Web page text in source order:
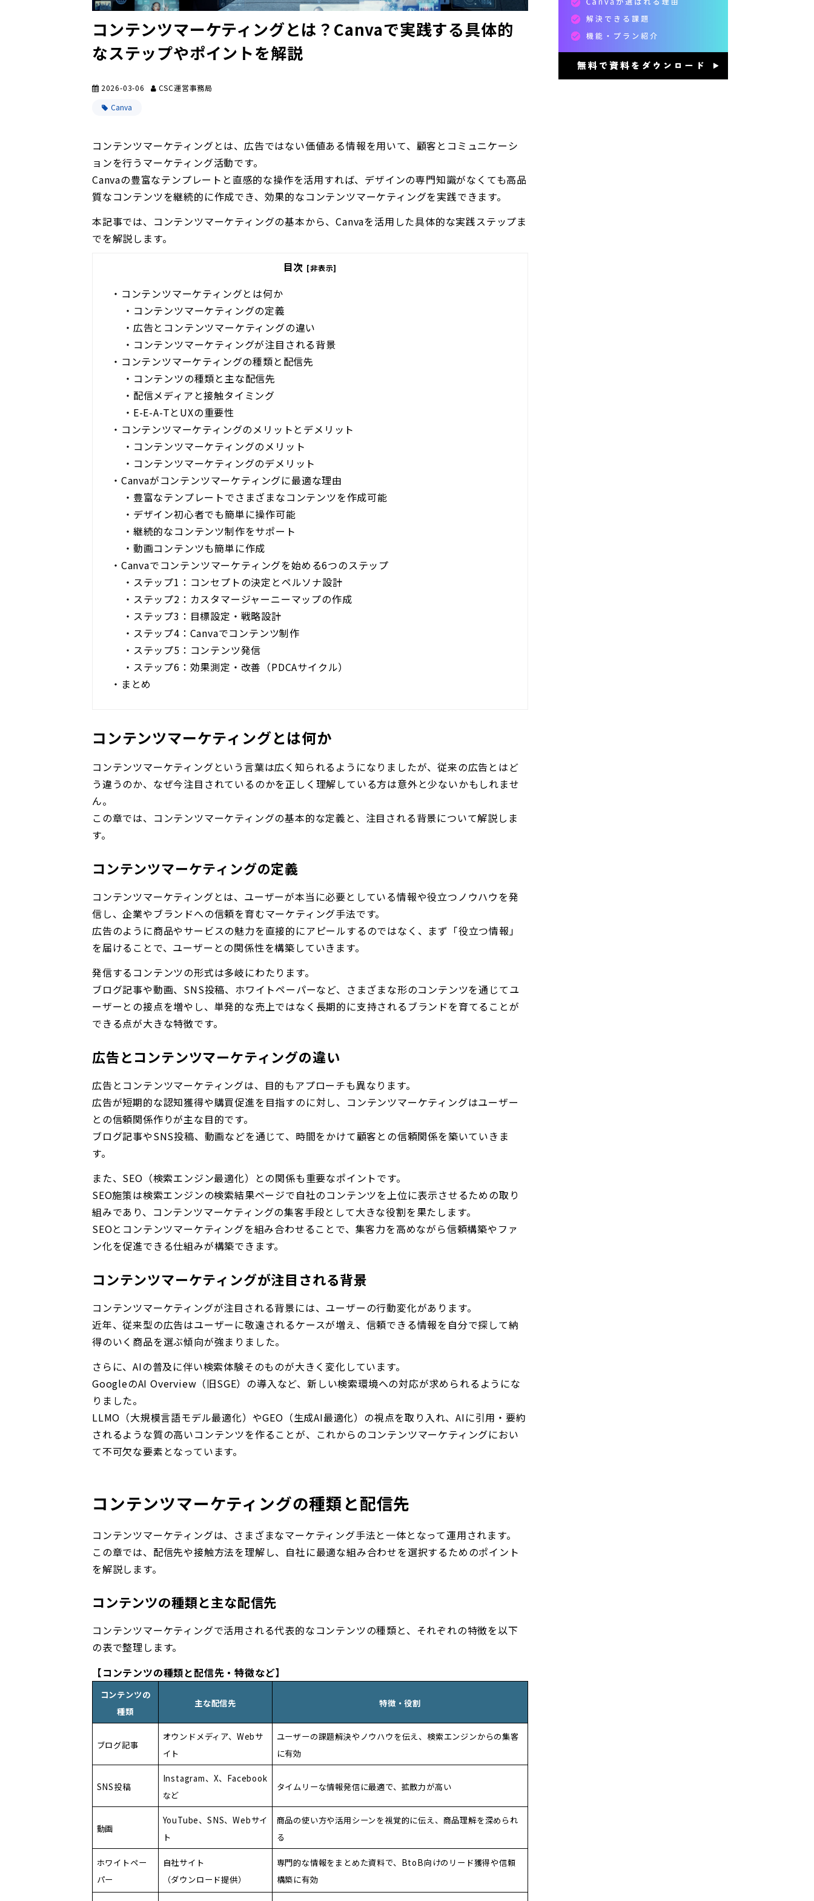
コンテンツマーケティングとは？Canvaで実践する具体的
なステップやポイントを解説
2026-03-06
CSC運営事務局
Canva
コンテンツマーケティングとは、広告ではない価値ある情報を用いて、顧客とコミュニケーシ
ョンを行うマーケティング活動です。
Canvaの豊富なテンプレートと直感的な操作を活用すれば、デザインの専門知識がなくても高品
質なコンテンツを継続的に作成でき、効果的なコンテンツマーケティングを実践できます。
本記事では、コンテンツマーケティングの基本から、Canvaを活用した具体的な実践ステップま
でを解説します。
目次 [非表示]
・ コンテンツマーケティングとは何か
・ コンテンツマーケティングの定義
・ 広告とコンテンツマーケティングの違い
・ コンテンツマーケティングが注目される背景
・ コンテンツマーケティングの種類と配信先
・ コンテンツの種類と主な配信先
・ 配信メディアと接触タイミング
・ E-E-A-TとUXの重要性
・ コンテンツマーケティングのメリットとデメリット
・ コンテンツマーケティングのメリット
・ コンテンツマーケティングのデメリット
・ Canvaがコンテンツマーケティングに最適な理由
・ 豊富なテンプレートでさまざまなコンテンツを作成可能
・ デザイン初心者でも簡単に操作可能
・ 継続的なコンテンツ制作をサポート
・ 動画コンテンツも簡単に作成
・ Canvaでコンテンツマーケティングを始める6つのステップ
・ ステップ1：コンセプトの決定とペルソナ設計
・ ステップ2：カスタマージャーニーマップの作成
・ ステップ3：目標設定・戦略設計
・ ステップ4：Canvaでコンテンツ制作
・ ステップ5：コンテンツ発信
・ ステップ6：効果測定・改善（PDCAサイクル）
・ まとめ
コンテンツマーケティングとは何か
コンテンツマーケティングという言葉は広く知られるようになりましたが、従来の広告とはど
う違うのか、なぜ今注目されているのかを正しく理解している方は意外と少ないかもしれませ
ん。
この章では、コンテンツマーケティングの基本的な定義と、注目される背景について解説しま
す。
コンテンツマーケティングの定義
コンテンツマーケティングとは、ユーザーが本当に必要としている情報や役立つノウハウを発
信し、企業やブランドへの信頼を育むマーケティング手法です。
広告のように商品やサービスの魅力を直接的にアピールするのではなく、まず「役立つ情報」
を届けることで、ユーザーとの関係性を構築していきます。
発信するコンテンツの形式は多岐にわたります。
ブログ記事や動画、SNS投稿、ホワイトペーパーなど、さまざまな形のコンテンツを通じてユ
ーザーとの接点を増やし、単発的な売上ではなく長期的に支持されるブランドを育てることが
できる点が大きな特徴です。
広告とコンテンツマーケティングの違い
広告とコンテンツマーケティングは、目的もアプローチも異なります。
広告が短期的な認知獲得や購買促進を目指すのに対し、コンテンツマーケティングはユーザー
との信頼関係作りが主な目的です。
ブログ記事やSNS投稿、動画などを通じて、時間をかけて顧客との信頼関係を築いていきま
す。
また、SEO（検索エンジン最適化）との関係も重要なポイントです。
SEO施策は検索エンジンの検索結果ページで自社のコンテンツを上位に表示させるための取り
組みであり、コンテンツマーケティングの集客手段として大きな役割を果たします。
SEOとコンテンツマーケティングを組み合わせることで、集客力を高めながら信頼構築やファ
ン化を促進できる仕組みが構築できます。
コンテンツマーケティングが注目される背景
コンテンツマーケティングが注目される背景には、ユーザーの行動変化があります。
近年、従来型の広告はユーザーに敬遠されるケースが増え、信頼できる情報を自分で探して納
得のいく商品を選ぶ傾向が強まりました。
さらに、AIの普及に伴い検索体験そのものが大きく変化しています。
GoogleのAI Overview（旧SGE）の導入など、新しい検索環境への対応が求められるようにな
りました。
LLMO（大規模言語モデル最適化）やGEO（生成AI最適化）の視点を取り入れ、AIに引用・要約
されるような質の高いコンテンツを作ることが、これからのコンテンツマーケティングにおい
て不可欠な要素となっています。
コンテンツマーケティングの種類と配信先
コンテンツマーケティングは、さまざまなマーケティング手法と一体となって運用されます。
この章では、配信先や接触方法を理解し、自社に最適な組み合わせを選択するためのポイント
を解説します。
コンテンツの種類と主な配信先
コンテンツマーケティングで活用される代表的なコンテンツの種類と、それぞれの特徴を以下
の表で整理します。
【コンテンツの種類と配信先・特徴など】
コンテンツの
種類
主な配信先 特徴・役割
ブログ記事
オウンドメディア、Webサ
イト
ユーザーの課題解決やノウハウを伝え、検索エンジンからの集客
に有効
SNS投稿
Instagram、X、Facebook
など
タイムリーな情報発信に最適で、拡散力が高い
動画
YouTube、SNS、Webサイ
ト
商品の使い方や活用シーンを視覚的に伝え、商品理解を深められ
る
ホワイトペー
パー
自社サイト
（ダウンロード提供）
専門的な情報をまとめた資料で、BtoB向けのリード獲得や信頼
構築に有効